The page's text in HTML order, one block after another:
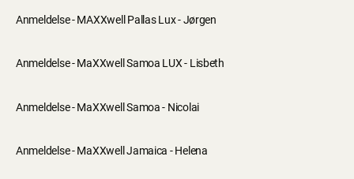
Anmeldelse - MAXXwell Pallas Lux - Jørgen
Anmeldelse - MaXXwell Samoa LUX - Lisbeth
Anmeldelse - MaXXwell Samoa - Nicolai
Anmeldelse - MaXXwell Jamaica - Helena